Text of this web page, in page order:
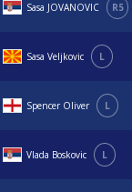
Sasa JOVANOVIC R5
Sasa Veljkovic L
Spencer Oliver L
Vlada Boskovic L